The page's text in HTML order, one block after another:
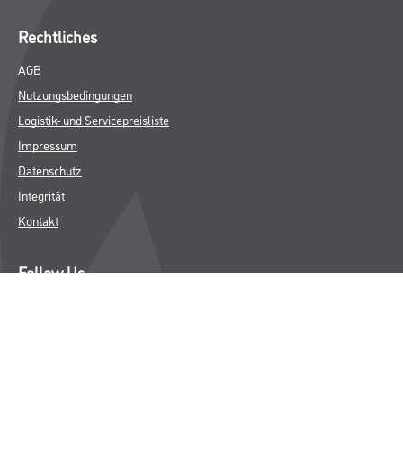
Rechtliches
AGB
Nutzungsbedingungen
Logistik- und Servicepreisliste
Impressum
Datenschutz
Integrität
Kontakt
Follow Us